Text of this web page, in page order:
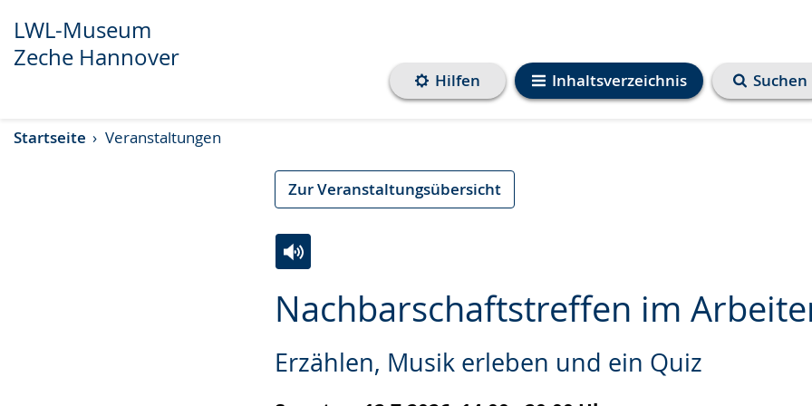
Transkript anzeigen
Abspielen
Pausieren
LWL-Museum
Zeche Hannover
Inhaltsverzeichnis
Hilfen Suchen
Startseite Veranstaltungen
Zur Veranstaltungsübersicht
Nachbarschaftstreffen im
Erzählen, Musik erleben und ein Quiz
Leichten
wechseln.
Audio-
Video
Deutscher